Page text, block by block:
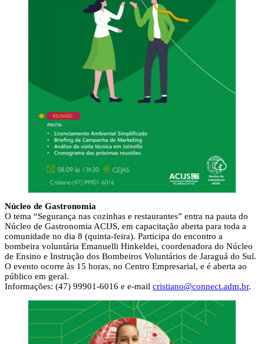
Núcleo de Gastronomia
O tema “Segurança nas cozinhas e restaurantes” entra na pauta do
Núcleo de Gastronomia ACIJS, em capacitação aberta para toda a
comunidade no dia 8 (quinta-feira). Participa do encontro a
bombeira voluntária Emanuelli Hinkeldei, coordenadora do Núcleo
de Ensino e Instrução dos Bombeiros Voluntários de Jaraguá do Sul.
O evento ocorre às 15 horas, no Centro Empresarial, e é aberta ao
público em geral.
Informações: (47) 99901-6016 e e-mail cristiano@connect.adm.br.